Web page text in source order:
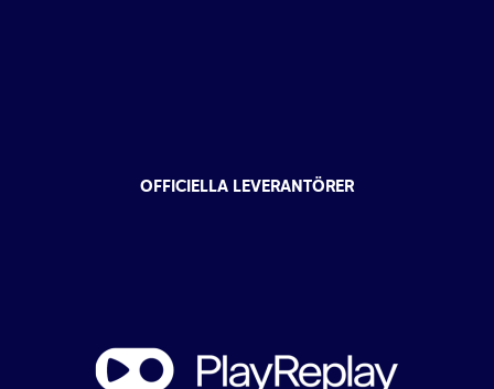
OFFICIELLA LEVERANTÖRER